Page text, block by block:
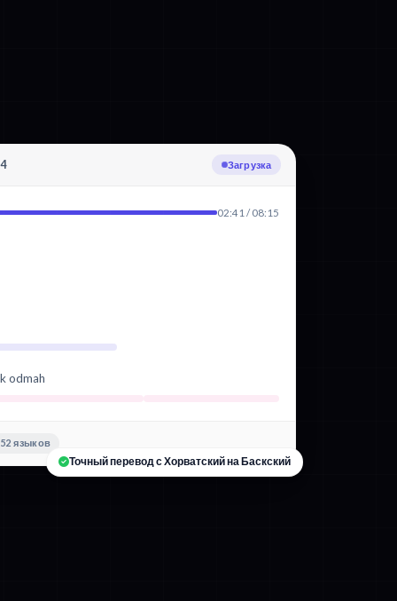
Транскрибация: Хорватский
02:41 / 08:15
odmah
языков
Точный перевод с Хорватский на Баскский